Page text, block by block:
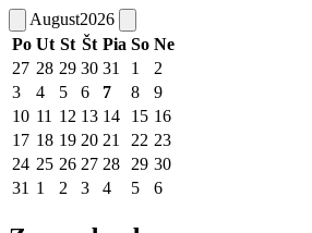
August2026
Po Ut St Št Pia So Ne
27 28 29 30 31 1
2
3
4 5 6 7 8
9
10 11 12 13 14 15 16
17 18 19 20 21 22 23
24 25 26 27 28 29 30
31 1 2 3 4 5 6